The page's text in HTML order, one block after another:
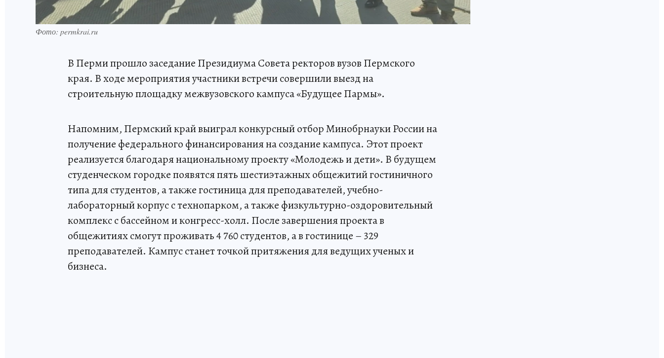
Фото: permkrai.ru
В Перми прошло заседание Президиума Совета ректоров вузов Пермского
края. В ходе мероприятия участники встречи совершили выезд на
строительную площадку межвузовского кампуса «Будущее Пармы».
Напомним, Пермский край выиграл конкурсный отбор Минобрнауки России на
получение федерального финансирования на создание кампуса. Этот проект
реализуется благодаря национальному проекту «Молодежь и дети». В будущем
студенческом городке появятся пять шестиэтажных общежитий гостиничного
типа для студентов, а также гостиница для преподавателей, учебно-
лабораторный корпус с технопарком, а также физкультурно-оздоровительный
комплекс с бассейном и конгресс-холл. После завершения проекта в
общежитиях смогут проживать 4 760 студентов, а в гостинице – 329
преподавателей. Кампус станет точкой притяжения для ведущих ученых и
бизнеса.